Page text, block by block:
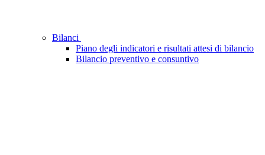
Bilanci
Piano degli indicatori e risultati attesi di bilancio
Bilancio preventivo e consuntivo